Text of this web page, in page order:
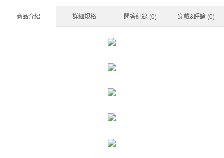
商品介紹 詳細規格 問答紀錄 (0) 穿戴&評論 (0)